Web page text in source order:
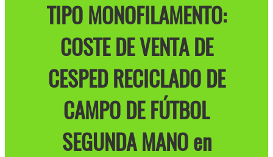
TIPO MONOFILAMENTO:
COSTE DE VENTA DE
CESPED RECICLADO DE
CAMPO DE FÚTBOL
SEGUNDA MANO en